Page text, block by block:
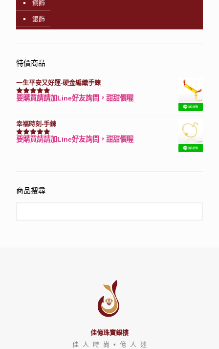
鋼飾
銀飾
特價商品
一生平安又好運-硬金編織手鍊
評分7740滿分 5
要購買請請加Line好友詢問，甜甜價喔
幸福時刻-手鍊
評分3150滿分 5
要購買請請加Line好友詢問，甜甜價喔
商品搜尋
佳億珠寶銀樓
佳 人 時 尚 • 億 人 迷